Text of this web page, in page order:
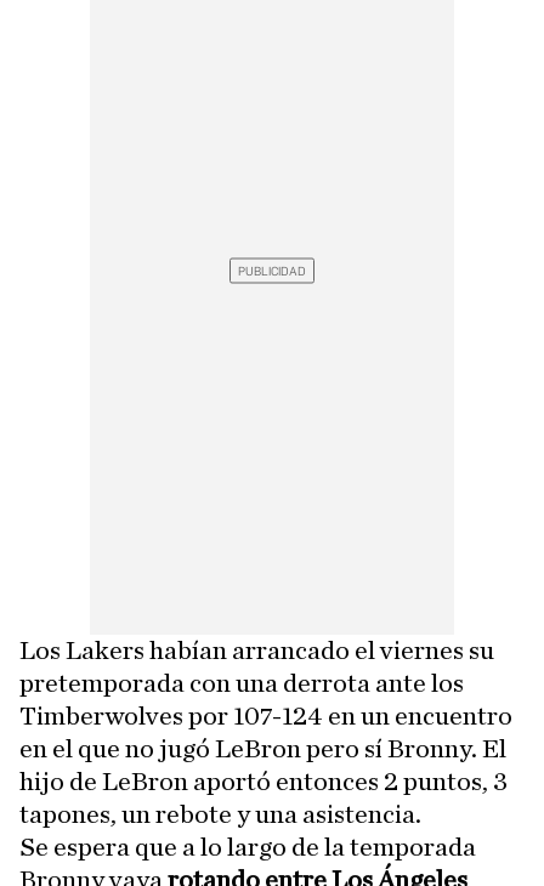
Los Lakers habían arrancado el viernes su
pretemporada con una derrota ante los
Timberwolves por 107-124 en un encuentro
en el que no jugó LeBron pero sí Bronny. El
hijo de LeBron aportó entonces 2 puntos, 3
tapones, un rebote y una asistencia.
Se espera que a lo largo de la temporada
Bronny vaya rotando entre Los Ángeles